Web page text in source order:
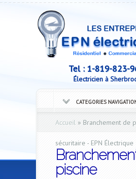
Tel : 1-819-823-
Électricien à
CATEGORIES
Accueil » Branchement de
sécuritaire - EPN Électrique
piscine